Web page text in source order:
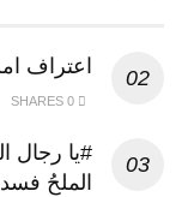
اعتراف
#يا رجال
الملحُ